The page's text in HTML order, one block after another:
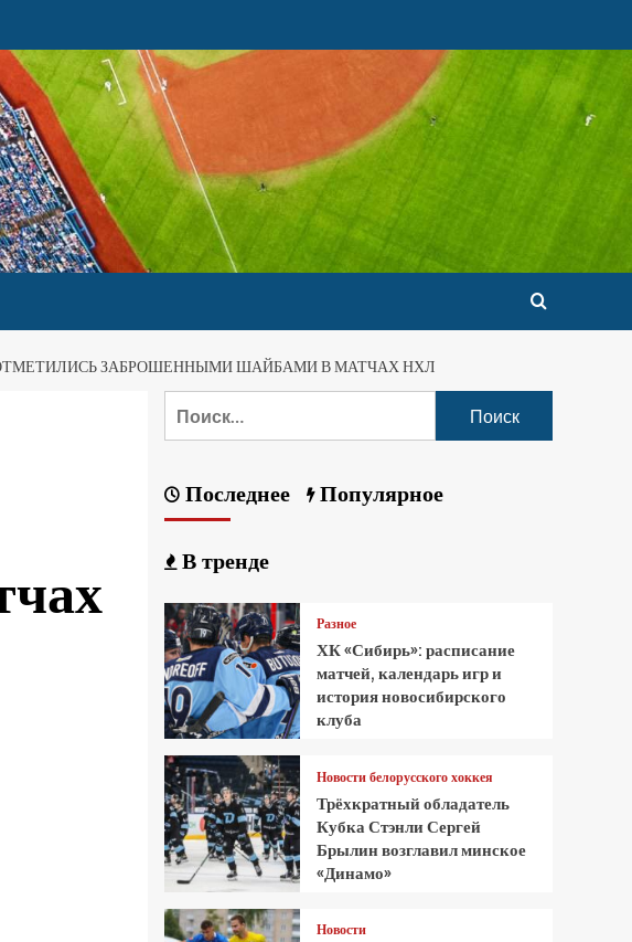
ЗАБРОШЕННЫМИ ШАЙБАМИ В МАТЧАХ НХЛ
Последнее Популярное
В тренде
Разное
ХК «Сибирь»: расписание
матчей, календарь игр и
история новосибирского
клуба
Новости белорусского хоккея
Трёхкратный обладатель
Кубка Стэнли Сергей
Брылин возглавил минское
«Динамо»
Новости